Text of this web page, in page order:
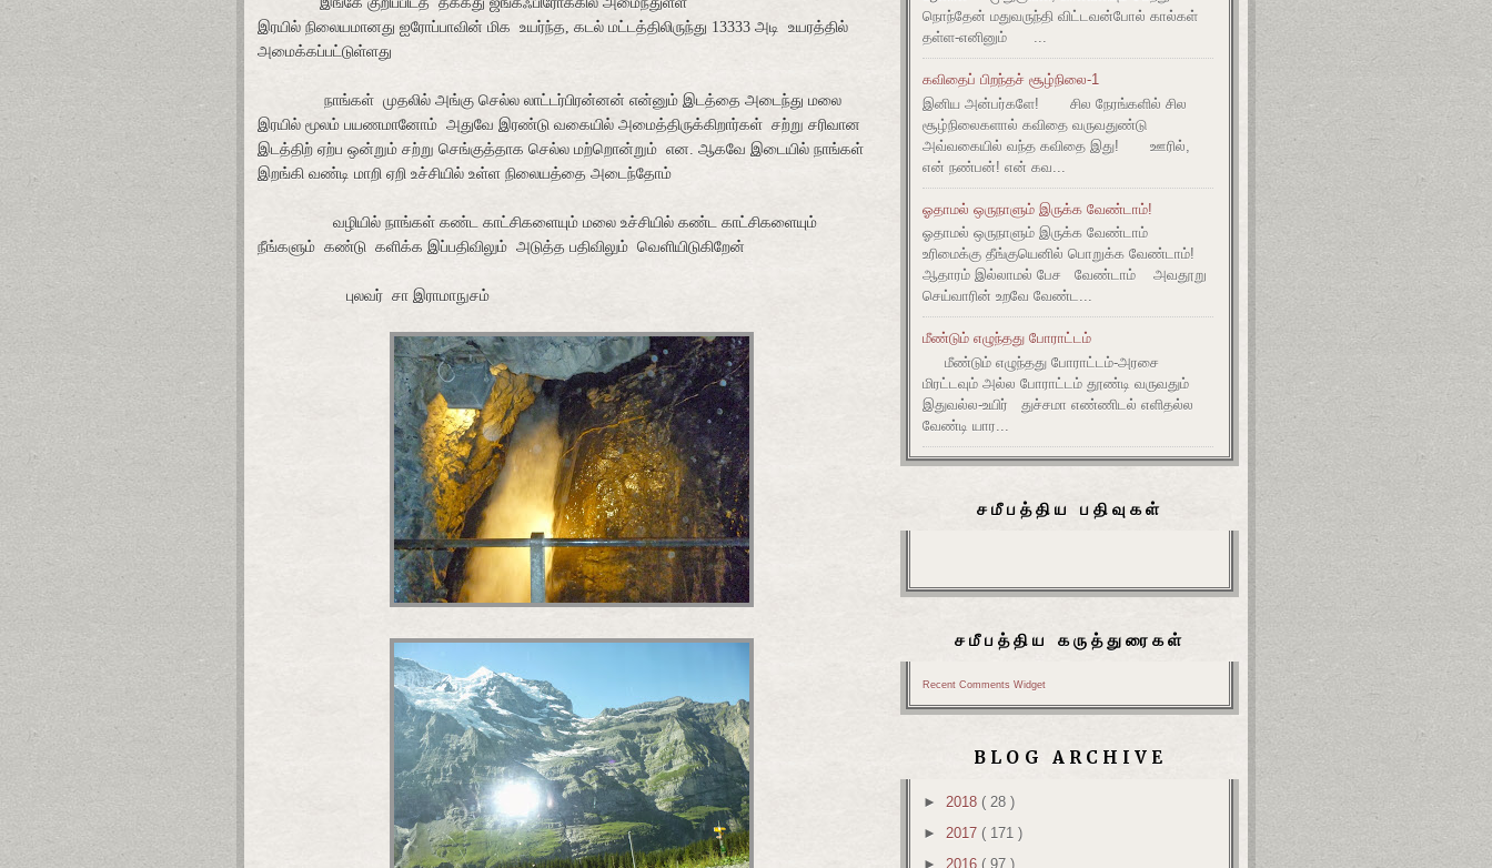
இரயில் நிலையமானது ஐரோப்பாவின் மிக உயர்ந்த, கடல் மட்டத்திலிருந்து 13333 அடி
உயரத்தில்
அமைக்கப்பட்டுள்ளது
நாங்கள் முதலில் அங்கு செல்ல லாட்டர்பிரன்னன் என்னும் இடத்தை அடைந்து மலை
இரயில் மூலம் பயணமானோம் அதுவே இரண்டு வகையில் அமைத்திருக்கிறார்கள் சற்று சரிவான
இடத்திற் ஏற்ப ஒன்றும் சற்று செங்குத்தாக செல்ல மற்றொன்றும் என. ஆகவே இடையில் நாங்கள்
இறங்கி வண்டி மாறி ஏறி உச்சியில் உள்ள நிலையத்தை அடைந்தோம்
வழியில் நாங்கள் கண்ட காட்சிகளையும் மலை உச்சியில் கண்ட காட்சிகளையும்
நீங்களும் கண்டு களிக்க இப்பதிவிலும் அடுத்த பதிவிலும் வெளியிடுகிறேன்
புலவர் சா இராமாநுசம்
நொந்தேன் மதுவருந்தி விட்டவன்போல் கால்கள்
தள்ள-எனினும் ...
கவிதைப் பிறந்தச் சூழ்நிலை-1
இனிய அன்பர்களே! சில நேரங்களில் சில
சூழ்நிலைகளால் கவிதை வருவதுண்டு
அவ்வகையில் வந்த கவிதை இது! ஊரில்,
என் நண்பன்! என் கவ...
ஓதாமல் ஒருநாளும் இருக்க வேண்டாம்!
ஓதாமல் ஒருநாளும் இருக்க வேண்டாம்
உரிமைக்கு தீங்குயெனில் பொறுக்க வேண்டாம்!
ஆதாரம் இல்லாமல் பேச வேண்டாம் அவதூறு
செய்வாரின் உறவே வேண்ட...
மீண்டும் எழுந்தது போராட்டம்
மீண்டும் எழுந்தது போராட்டம்-அரசை
மிரட்டவும் அல்ல போராட்டம் தூண்டி வருவதும்
இதுவல்ல-உயிர் துச்சமா எண்ணிடல் எளிதல்ல
வேண்டி யார...
சமீபத்திய பதிவுகள்
சமீபத்திய கருத்துரைகள்
Recent Comments Widget
BLOG ARCHIVE
► 2018 ( 28 )
► 2017 ( 171 )
► 2016 ( 97 )